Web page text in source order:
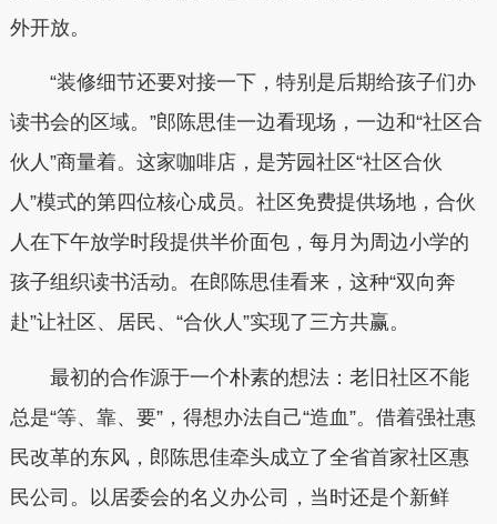
外开放。
“装修细节还要对接一下，特别是后期给孩子们办
读书会的区域。”郎陈思佳一边看现场，一边和“社区合
伙人”商量着。这家咖啡店，是芳园社区“社区合伙
人”模式的第四位核心成员。社区免费提供场地，合伙
人在下午放学时段提供半价面包，每月为周边小学的
孩子组织读书活动。在郎陈思佳看来，这种“双向奔
赴”让社区、居民、“合伙人”实现了三方共赢。
最初的合作源于一个朴素的想法：老旧社区不能
总是“等、靠、要”，得想办法自己“造血”。借着强社惠
民改革的东风，郎陈思佳牵头成立了全省首家社区惠
民公司。以居委会的名义办公司，当时还是个新鲜